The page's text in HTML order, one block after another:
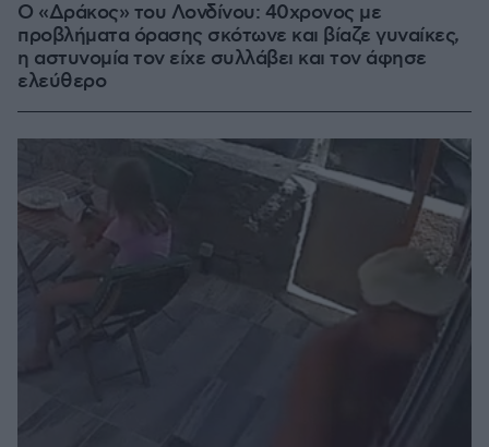
Ο «Δράκος» του Λονδίνου: 40χρονος με
προβλήματα όρασης σκότωνε και βίαζε γυναίκες,
η αστυνομία τον είχε συλλάβει και τον άφησε
ελεύθερο